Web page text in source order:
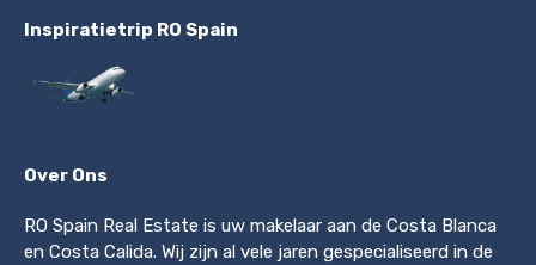
Inspiratietrip RO Spain
Over Ons
RO Spain Real Estate is uw makelaar aan de Costa Blanca
en Costa Calida. Wij zijn al vele jaren gespecialiseerd in de